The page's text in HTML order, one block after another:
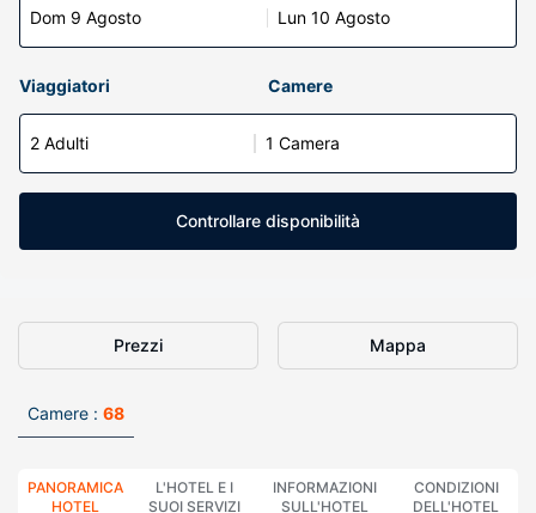
Dom 9 Agosto Lun 10 Agosto
Viaggiatori Camere
2 Adulti 1 Camera
Controllare disponibilità
Prezzi Mappa
Camere : 68
PANORAMICA
HOTEL
L'HOTEL E I
SUOI SERVIZI
INFORMAZIONI
SULL'HOTEL
CONDIZIONI
DELL'HOTEL